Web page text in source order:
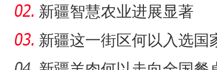
新疆智慧农业进展显著
新疆这一街区何以入选国